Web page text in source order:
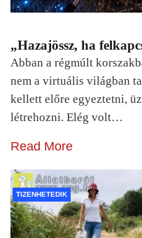
„Hazajössz, ha
Abban a régmúlt
nem a virtuális világban
kellett előre egyeztetni,
létrehozni. Elég volt…
Read More
TIZENHETEDIK